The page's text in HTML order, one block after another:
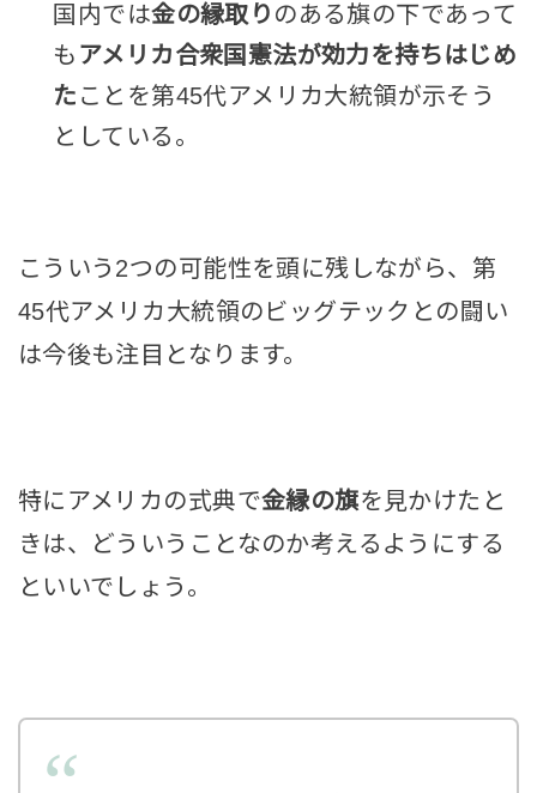
国内では金の縁取り のある旗の下であって
も アメリカ合衆国憲法が効力を持ちはじめ
た ことを第45代アメリカ大統領が示そう
としている。
こういう2つの可能性を頭に残しながら、第
45代アメリカ大統領のビッグテックとの闘い
は今後も注目となります。
特にアメリカの式典で金縁の旗を見かけたと
きは、どういうことなのか考えるようにする
といいでしょう。